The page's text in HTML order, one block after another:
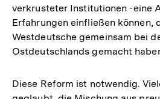
verkrusteter Institutionen -eine
Erfahrungen einfließen können,
Westdeutsche gemeinsam bei
Ostdeutschlands gemacht
Diese Reform ist notwendig.